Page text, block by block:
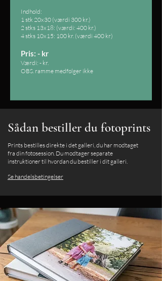
Indhold:
1 stk 20x30 (værdi 300 kr.)
2 stks 13x18: (værdi: 400 kr.)
4 stks 10x15: 100 kr. (værdi 400 kr)
Pris: - kr
Værdi: - kr.
OBS. ramme medfølger ikke
Sådan bestiller du fotoprints
Prints bestilles direkte i det galleri, du har modtaget
fra din fotosession. Du modtager separate
instruktioner til hvordan du bestiller i dit galleri.
Se handelsbetingelser